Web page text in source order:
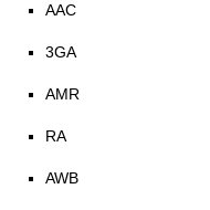
AAC
3GA
AMR
RA
AWB